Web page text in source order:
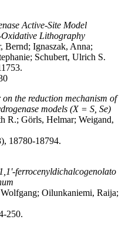
Active-Site Model
Lithography
Bernd; Ignaszak, Anna;
Schubert, Ulrich S.
the reduction mechanism of
models (X = S, Se)
R.; Görls, Helmar; Weigand,
18780-18794.
ferrocenyldichalcogenolato
Oilunkaniemi, Raija;
250.